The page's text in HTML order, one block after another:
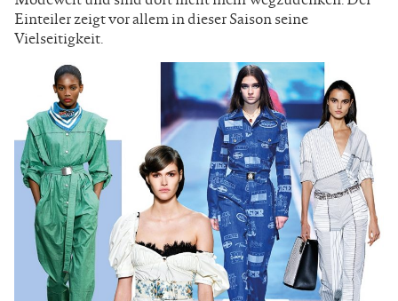
Einteiler zeigt vor allem in dieser Saison seine
Vielseitigkeit.